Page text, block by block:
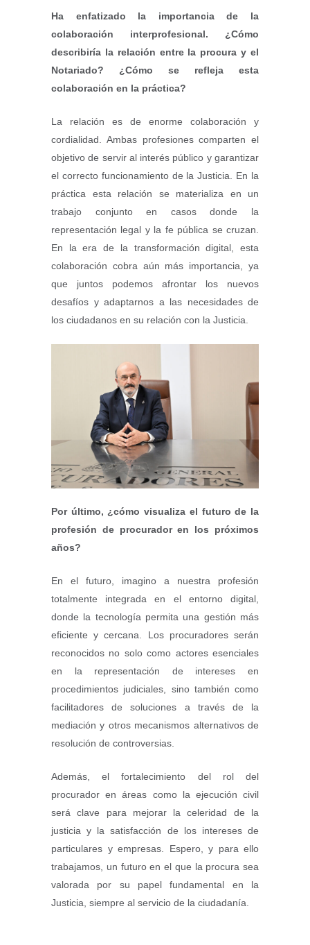
Ha enfatizado la importancia de la
colaboración interprofesional. ¿Cómo
describiría la relación entre la procura y el
Notariado? ¿Cómo se refleja esta
colaboración en la práctica?
La relación es de enorme colaboración y
cordialidad. Ambas profesiones comparten el
objetivo de servir al interés público y garantizar
el correcto funcionamiento de la Justicia. En la
práctica esta relación se materializa en un
trabajo conjunto en casos donde la
representación legal y la fe pública se cruzan.
En la era de la transformación digital, esta
colaboración cobra aún más importancia, ya
que juntos podemos afrontar los nuevos
desafíos y adaptarnos a las necesidades de
los ciudadanos en su relación con la Justicia.
Por último, ¿cómo visualiza el futuro de la
profesión de procurador en los próximos
años?
En el futuro, imagino a nuestra profesión
totalmente integrada en el entorno digital,
donde la tecnología permita una gestión más
eficiente y cercana. Los procuradores serán
reconocidos no solo como actores esenciales
en la representación de intereses en
procedimientos judiciales, sino también como
facilitadores de soluciones a través de la
mediación y otros mecanismos alternativos de
resolución de controversias.
Además, el fortalecimiento del rol del
procurador en áreas como la ejecución civil
será clave para mejorar la celeridad de la
justicia y la satisfacción de los intereses de
particulares y empresas. Espero, y para ello
trabajamos, un futuro en el que la procura sea
valorada por su papel fundamental en la
Justicia, siempre al servicio de la ciudadanía.